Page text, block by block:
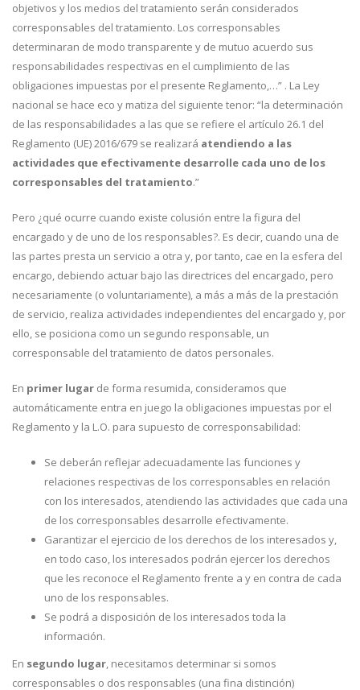
objetivos y los medios del tratamiento serán considerados
corresponsables del tratamiento. Los corresponsables
determinaran de modo transparente y de mutuo acuerdo sus
responsabilidades respectivas en el cumplimiento de las
obligaciones impuestas por el presente Reglamento,…” . La Ley
nacional se hace eco y matiza del siguiente tenor: “la determinación
de las responsabilidades a las que se refiere el artículo 26.1 del
Reglamento (UE) 2016/679 se realizará atendiendo a las
actividades que efectivamente desarrolle cada uno de los
corresponsables del tratamiento.”
Pero ¿qué ocurre cuando existe colusión entre la figura del
encargado y de uno de los responsables?. Es decir, cuando una de
las partes presta un servicio a otra y, por tanto, cae en la esfera del
encargo, debiendo actuar bajo las directrices del encargado, pero
necesariamente (o voluntariamente), a más a más de la prestación
de servicio, realiza actividades independientes del encargado y, por
ello, se posiciona como un segundo responsable, un
corresponsable del tratamiento de datos personales.
En primer lugar de forma resumida, consideramos que
automáticamente entra en juego la obligaciones impuestas por el
Reglamento y la L.O. para supuesto de corresponsabilidad:
Se deberán reflejar adecuadamente las funciones y
relaciones respectivas de los corresponsables en relación
con los interesados, atendiendo las actividades que cada una
de los corresponsables desarrolle efectivamente.
Garantizar el ejercicio de los derechos de los interesados y,
en todo caso, los interesados podrán ejercer los derechos
que les reconoce el Reglamento frente a y en contra de cada
uno de los responsables.
Se podrá a disposición de los interesados toda la
información.
En segundo lugar, necesitamos determinar si somos
corresponsables o dos responsables (una fina distinción)